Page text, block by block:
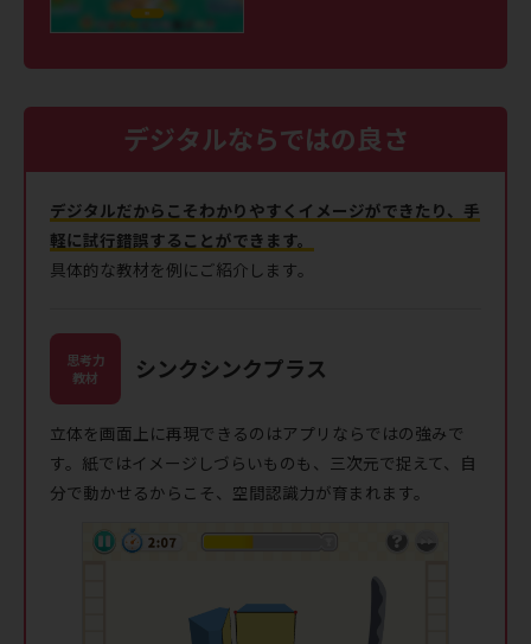
デジタルならではの良さ
デジタルだからこそわかりやすくイメージができたり、手
軽に試行錯誤することができます。
具体的な教材を例にご紹介します。
思考力
教材
シンクシンクプラス
立体を画面上に再現できるのはアプリならではの強みで
す。紙ではイメージしづらいものも、三次元で捉えて、自
分で動かせるからこそ、空間認識力が育まれます。